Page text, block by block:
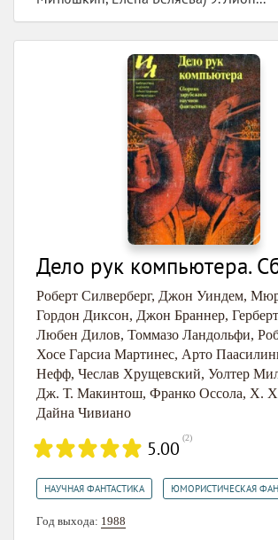
Дело рук компьютера.
Роберт Силверберг, Джон Уиндем,
Гордон Диксон, Джон Браннер,
Любен Дилов, Томмазо Ландольфи,
Хосе Гарсиа Мартинес, Арто
Нефф, Чеслав Хрущевский, Уолтер
Дж. Т. Макинтош, Франко Оссола, Х.
Дайна Чивиано
5.00 (2)
НАУЧНАЯ ФАНТАСТИКА ЮМОРИСТИЧЕСКАЯ
Год выхода: 1988